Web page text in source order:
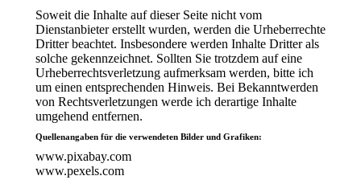
Soweit die Inhalte auf dieser Seite nicht vom
Dienstanbieter erstellt wurden, werden die Urheberrechte
Dritter beachtet. Insbesondere werden Inhalte Dritter als
solche gekennzeichnet. Sollten Sie trotzdem auf eine
Urheberrechtsverletzung aufmerksam werden, bitte ich
um einen entsprechenden Hinweis. Bei Bekanntwerden
von Rechtsverletzungen werde ich derartige Inhalte
umgehend entfernen.
Quellenangaben für die verwendeten Bilder und Grafiken:
www.pixabay.com
www.pexels.com